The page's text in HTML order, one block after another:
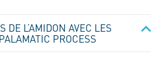
DE L’AMIDON AVEC LES
PROCESS